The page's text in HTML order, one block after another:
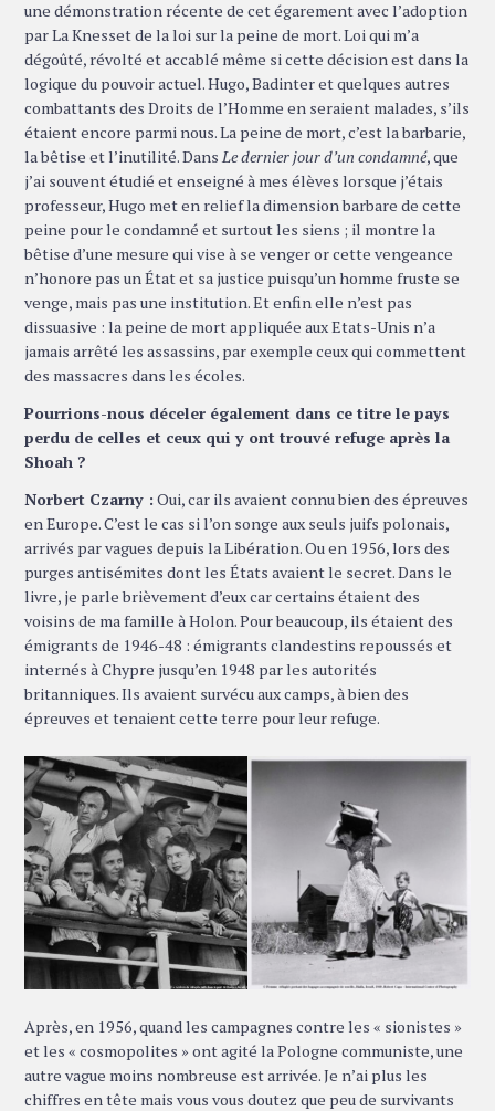
une démonstration récente de cet égarement avec l’adoption
par La Knesset de la loi sur la peine de mort. Loi qui m’a
dégoûté, révolté et accablé même si cette décision est dans la
logique du pouvoir actuel. Hugo, Badinter et quelques autres
combattants des Droits de l’Homme en seraient malades, s’ils
étaient encore parmi nous. La peine de mort, c’est la barbarie,
la bêtise et l’inutilité. Dans Le dernier jour d’un condamné, que
j’ai souvent étudié et enseigné à mes élèves lorsque j’étais
professeur, Hugo met en relief la dimension barbare de cette
peine pour le condamné et surtout les siens ; il montre la
bêtise d’une mesure qui vise à se venger or cette vengeance
n’honore pas un État et sa justice puisqu’un homme fruste se
venge, mais pas une institution. Et enfin elle n’est pas
dissuasive : la peine de mort appliquée aux Etats-Unis n’a
jamais arrêté les assassins, par exemple ceux qui commettent
des massacres dans les écoles.
Pourrions-nous déceler également dans ce titre le pays
perdu de celles et ceux qui y ont trouvé refuge après la
Shoah ?
Norbert Czarny : Oui, car ils avaient connu bien des épreuves
en Europe. C’est le cas si l’on songe aux seuls juifs polonais,
arrivés par vagues depuis la Libération. Ou en 1956, lors des
purges antisémites dont les États avaient le secret. Dans le
livre, je parle brièvement d’eux car certains étaient des
voisins de ma famille à Holon. Pour beaucoup, ils étaient des
émigrants de 1946-48 : émigrants clandestins repoussés et
internés à Chypre jusqu’en 1948 par les autorités
britanniques. Ils avaient survécu aux camps, à bien des
épreuves et tenaient cette terre pour leur refuge.
Après, en 1956, quand les campagnes contre les « sionistes »
et les « cosmopolites » ont agité la Pologne communiste, une
autre vague moins nombreuse est arrivée. Je n’ai plus les
chiffres en tête mais vous vous doutez que peu de survivants